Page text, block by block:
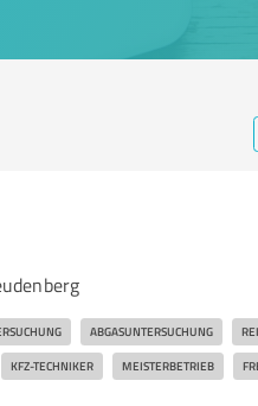
ABGASUNTERSUCHUNG
KFZ-TECHNIKER MEISTERBETRIEB